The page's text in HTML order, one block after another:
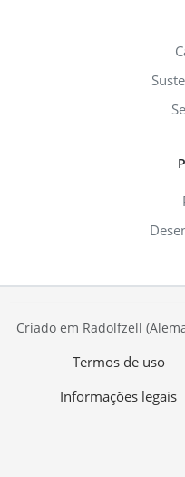
Criado em Radolfzell
Termos de uso
Informações legais